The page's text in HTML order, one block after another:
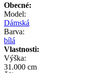
Obecné:
Model:
Dámská
Barva:
bílá
Vlastnosti:
Výška:
31.000 cm